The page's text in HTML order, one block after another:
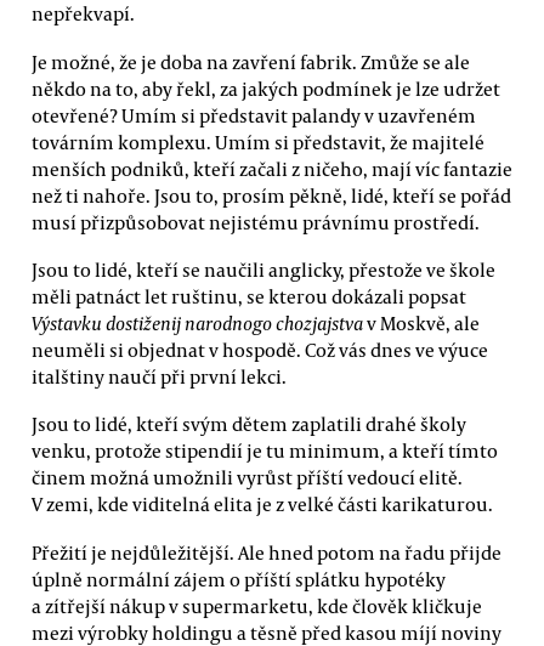
nepřekvapí.
Je možné, že je doba na zavření fabrik. Zmůže se ale
někdo na to, aby řekl, za jakých podmínek je lze udržet
otevřené? Umím si představit palandy v uzavřeném
továrním komplexu. Umím si představit, že majitelé
menších podniků, kteří začali z ničeho, mají víc fantazie
než ti nahoře. Jsou to, prosím pěkně, lidé, kteří se pořád
musí přizpůsobovat nejistému právnímu prostředí.
Jsou to lidé, kteří se naučili anglicky, přestože ve škole
měli patnáct let ruštinu, se kterou dokázali popsat
Výstavku dostiženij narodnogo chozjajstvav Moskvě, ale
neuměli si objednat v hospodě. Což vás dnes ve výuce
italštiny naučí při první lekci.
Jsou to lidé, kteří svým dětem zaplatili drahé školy
venku, protože stipendií je tu minimum, a kteří tímto
činem možná umožnili vyrůst příští vedoucí elitě.
V zemi, kde viditelná elita je z velké části karikaturou.
Přežití je nejdůležitější. Ale hned potom na řadu přijde
úplně normální zájem o příští splátku hypotéky
a zítřejší nákup v supermarketu, kde člověk kličkuje
mezi výrobky holdingu a těsně před kasou míjí noviny